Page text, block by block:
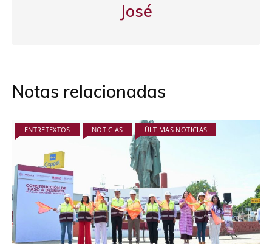
José
Notas relacionadas
ENTRETEXTOS NOTICIAS ÚLTIMAS NOTICIAS